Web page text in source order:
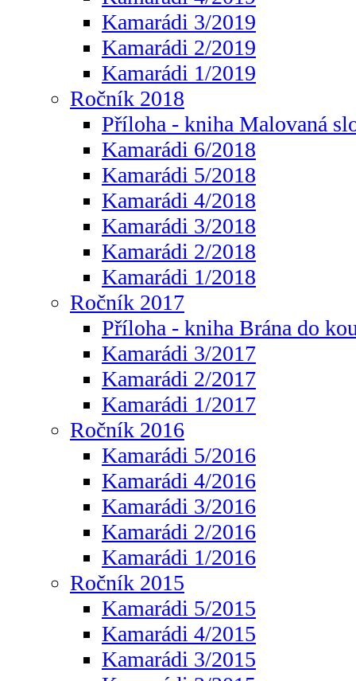
Kamarádi 3/2019
Kamarádi 2/2019
Kamarádi 1/2019
Ročník 2018
Příloha - kniha Malovaná
Kamarádi 6/2018
Kamarádi 5/2018
Kamarádi 4/2018
Kamarádi 3/2018
Kamarádi 2/2018
Kamarádi 1/2018
Ročník 2017
Příloha - kniha Brána do
Kamarádi 3/2017
Kamarádi 2/2017
Kamarádi 1/2017
Ročník 2016
Kamarádi 5/2016
Kamarádi 4/2016
Kamarádi 3/2016
Kamarádi 2/2016
Kamarádi 1/2016
Ročník 2015
Kamarádi 5/2015
Kamarádi 4/2015
Kamarádi 3/2015